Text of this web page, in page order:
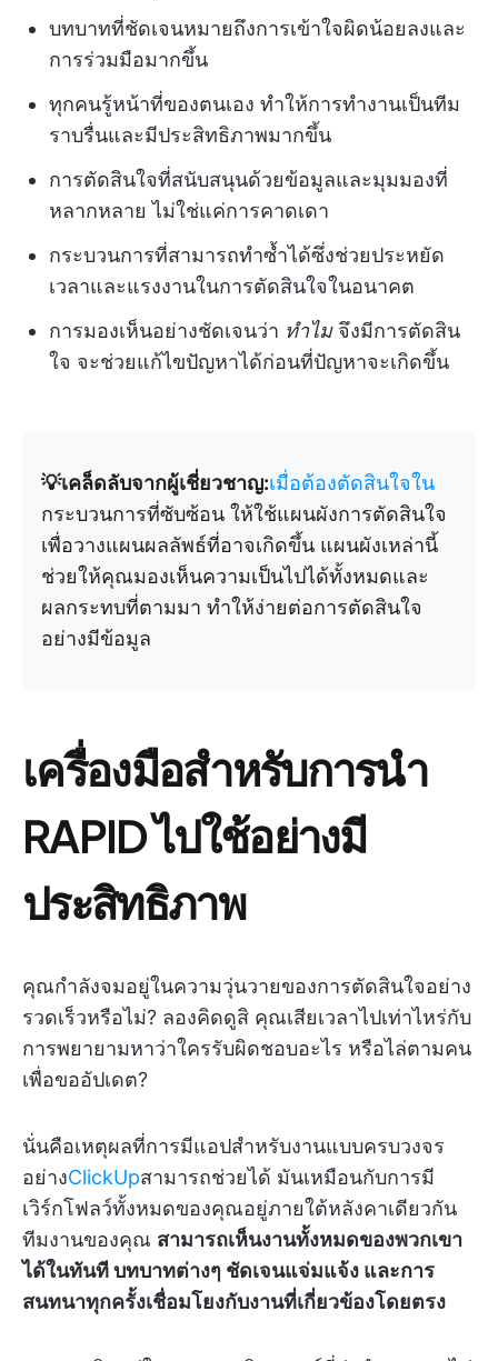
บทบาทที่ชัดเจนหมายถึงการเข้าใจผิดน้อยลงและ
การร่วมมือมากขึ้น
ทุกคนรู้หน้าที่ของตนเอง ทำให้การทำงานเป็นทีม
ราบรื่นและมีประสิทธิภาพมากขึ้น
การตัดสินใจที่สนับสนุนด้วยข้อมูลและมุมมองที่
หลากหลาย ไม่ใช่แค่การคาดเดา
กระบวนการที่สามารถทำซ้ำได้ซึ่งช่วยประหยัด
เวลาและแรงงานในการตัดสินใจในอนาคต
การมองเห็นอย่างชัดเจนว่า ทำไมจึงมีการตัดสิน
ใจ จะช่วยแก้ไขปัญหาได้ก่อนที่ปัญหาจะเกิดขึ้น
💡เคล็ดลับจากผู้เชี่ยวชาญ:เมื่อต้องตัดสินใจใน
กระบวนการที่ซับซ้อน ให้ใช้แผนผังการตัดสินใจ
เพื่อวางแผนผลลัพธ์ที่อาจเกิดขึ้น แผนผังเหล่านี้
ช่วยให้คุณมองเห็นความเป็นไปได้ทั้งหมดและ
ผลกระทบที่ตามมา ทำให้ง่ายต่อการตัดสินใจ
อย่างมีข้อมูล
เครื่องมือสำหรับการนำ
RAPID ไปใช้อย่างมี
ประสิทธิภาพ
คุณกำลังจมอยู่ในความวุ่นวายของการตัดสินใจอย่าง
รวดเร็วหรือไม่? ลองคิดดูสิ คุณเสียเวลาไปเท่าไหร่กับ
การพยายามหาว่าใครรับผิดชอบอะไร หรือไล่ตามคน
เพื่อขออัปเดต?
นั่นคือเหตุผลที่การมีแอปสำหรับงานแบบครบวงจร
อย่างClickUpสามารถช่วยได้ มันเหมือนกับการมี
เวิร์กโฟลว์ทั้งหมดของคุณอยู่ภายใต้หลังคาเดียวกัน
ทีมงานของคุณ สามารถเห็นงานทั้งหมดของพวกเขา
ได้ในทันที บทบาทต่างๆ ชัดเจนแจ่มแจ้ง และการ
สนทนาทุกครั้งเชื่อมโยงกับงานที่เกี่ยวข้องโดยตรง